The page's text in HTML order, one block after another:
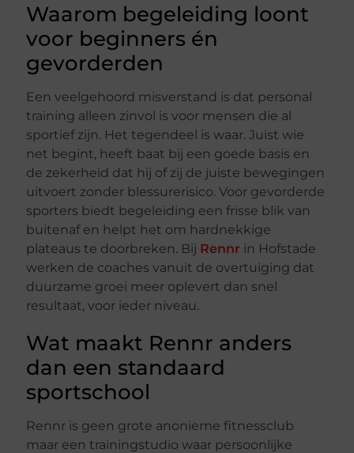
Waarom begeleiding loont
voor beginners én
gevorderden
Een veelgehoord misverstand is dat personal
training alleen zinvol is voor mensen die al
sportief zijn. Het tegendeel is waar. Juist wie
net begint, heeft baat bij een goede basis en
de zekerheid dat hij of zij de juiste bewegingen
uitvoert zonder blessurerisico. Voor gevorderde
sporters biedt begeleiding een frisse blik van
buitenaf en helpt het om hardnekkige
plateaus te doorbreken. Bij Rennr in Hofstade
werken de coaches vanuit de overtuiging dat
duurzame groei meer oplevert dan snel
resultaat, voor ieder niveau.
Wat maakt Rennr anders
dan een standaard
sportschool
Rennr is geen grote anonieme fitnessclub
maar een trainingstudio waar persoonlijke